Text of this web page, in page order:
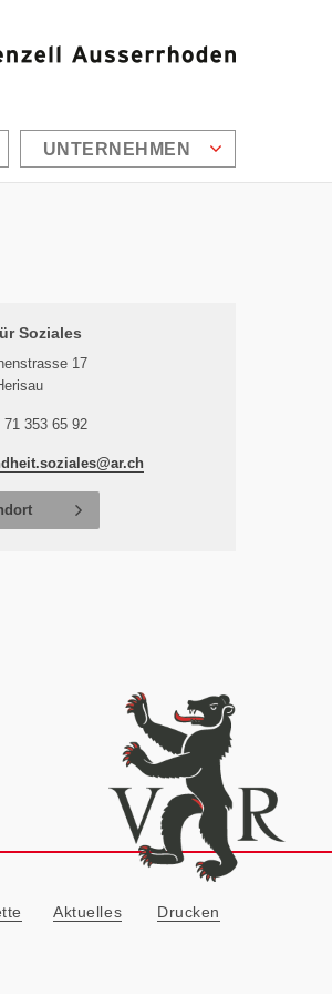
UNTERNEHMEN
Soziales
17
71 353 65 92
ar.ch
Aktuelles Drucken